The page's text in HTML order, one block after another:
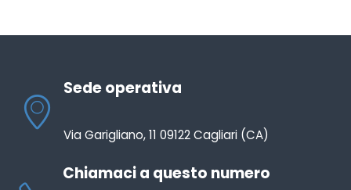
Sede operativa
Via Garigliano, 11 09122 Cagliari (CA)
Chiamaci a questo numero